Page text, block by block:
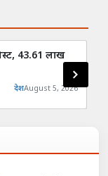
43.61 लाख
देशAugust 5, 2026